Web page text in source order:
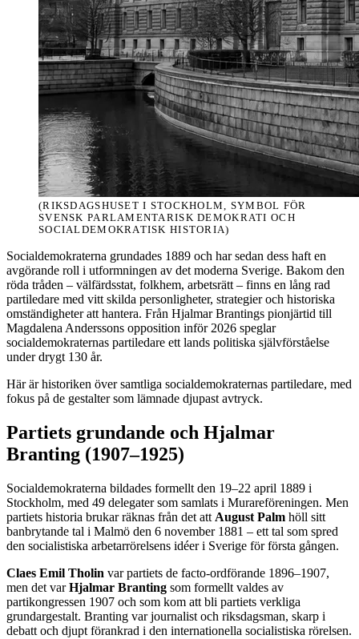
(RIKSDAGSHUSET I STOCKHOLM, SYMBOL FÖR
SVENSK PARLAMENTARISK DEMOKRATI OCH
SOCIALDEMOKRATISK HISTORIA)
Socialdemokraterna grundades 1889 och har sedan dess haft en
avgörande roll i utformningen av det moderna Sverige. Bakom den
röda tråden – välfärdsstat, folkhem, arbetsrätt – finns en lång rad
partiledare med vitt skilda personligheter, strategier och historiska
omständigheter att hantera. Från Hjalmar Brantings pionjärtid till
Magdalena Anderssons opposition inför 2026 speglar
socialdemokraternas partiledare ett lands politiska självförståelse
under drygt 130 år.
Här är historiken över samtliga socialdemokraternas partiledare, med
fokus på de gestalter som lämnade djupast avtryck.
Partiets grundande och Hjalmar
Branting (1907–1925)
Socialdemokraterna bildades formellt den 19–22 april 1889 i
Stockholm, med 49 delegater som samlats i Murareföreningen. Men
partiets historia brukar räknas från det att August Palm höll sitt
banbrytande tal i Malmö den 6 november 1881 – ett tal som spred
den socialistiska arbetarrörelsens idéer i Sverige för första gången.
Claes Emil Tholin var partiets de facto-ordförande 1896–1907,
men det varHjalmar Branting som formellt valdes av
partikongressen 1907 och som kom att bli partiets verkliga
grundargestalt. Branting var journalist och riksdagsman, skarp i
debatt och djupt förankrad i den internationella socialistiska rörelsen.